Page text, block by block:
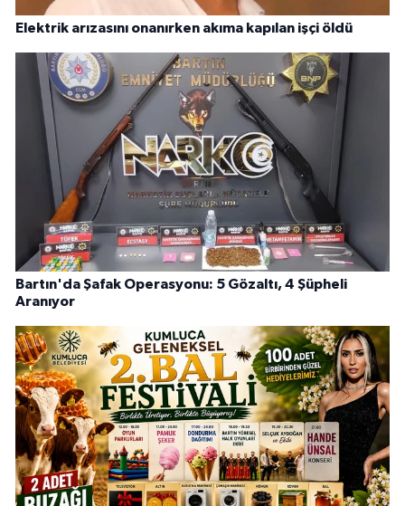
Elektrik arızasını onanırken akıma kapılan işçi öldü
Bartın'da Şafak Operasyonu: 5 Gözaltı, 4 Şüpheli
Aranıyor